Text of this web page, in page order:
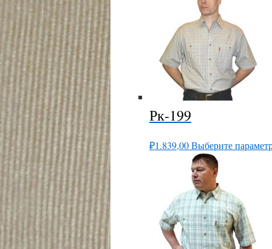
Рк-199
₽1.839,00Выберите